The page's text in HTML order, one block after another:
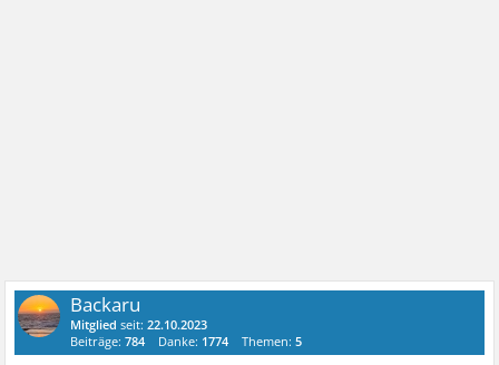
Backaru
Mitglied seit:22.10.2023
Beiträge:784 Danke: 1774 Themen:5